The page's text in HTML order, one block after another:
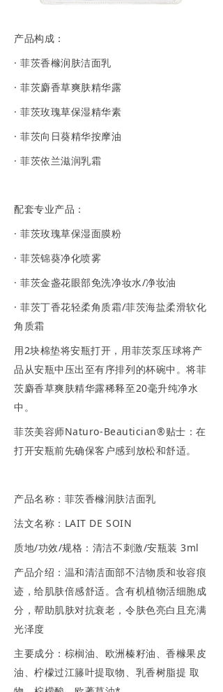
产品构成：
· 菲茨香橼润肤洁面乳
· 菲茨麝香草爽肤精华露
· 菲茨玫瑰草保湿精华素
· 菲茨向日葵精华按摩油
· 菲茨依兰滋润乳霜
配套专业产品：
· 菲茨玫瑰草保湿面膜粉
· 菲茨锦葵净化喷雾
· 菲茨金盏花眼部免洗净妆水/净妆油
· 菲茨丁香花轻柔角质霜/菲茨海盐柔滑软化
角质霜
用2块棉垫将安瓶打开，用菲茨泵压球将产
品从安瓶中压出至有序排列的杯碗中。将菲
茨麝香草爽肤精华露稀释至20毫升纯净水
中。
菲茨美容师Naturo-Beautician®贴士：在
打开安瓶前先确保客户感到放松和舒适。
产品名称：菲茨香橼润肤洁面乳
法文名称：LAIT DE SOIN
质地/功效/规格：清洁不刺激/安瓶装 3ml
产品介绍：温和清洁面部不洁物质和妆容痕
迹，给肌肤倍感舒适。含有机植物活细胞成
分，帮助肌肤对抗衰老，令肤色亮白且充满
光泽度
主要成分：棕榈油、欧洲榛籽油、香橼果皮
油、柠檬过江籐叶提取物、乳香树脂提 取